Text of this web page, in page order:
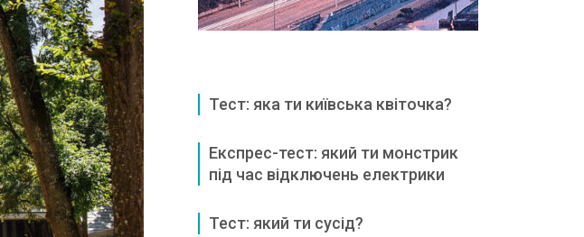
Тест: яка ти київська квіточка?
Експрес-тест: який ти монстрик
під час відключень електрики
Тест: який ти сусід?